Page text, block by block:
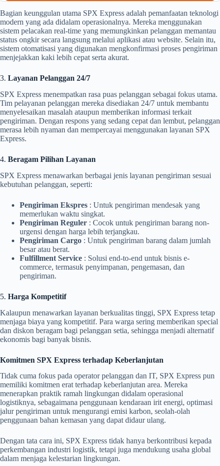
Bagian keunggulan utama SPX Express adalah pemanfaatan teknologi
modern yang ada didalam operasionalnya. Mereka menggunakan
sistem pelacakan real-time yang memungkinkan pelanggan memantau
status ongkir secara langsung melalui aplikasi atau website. Selain itu,
sistem otomatisasi yang digunakan mengkonfirmasi proses pengiriman
menjejakkan kaki lebih cepat serta akurat.
3. Layanan Pelanggan 24/7
SPX Express menempatkan rasa puas pelanggan sebagai fokus utama.
Tim pelayanan pelanggan mereka disediakan 24/7 untuk membantu
menyelesaikan masalah ataupun memberikan informasi terkait
pengiriman. Dengan respons yang sedang cepat dan lembut, pelanggan
merasa lebih nyaman dan mempercayai menggunakan layanan SPX
Express.
4. Beragam Pilihan Layanan
SPX Express menawarkan berbagai jenis layanan pengiriman sesuai
kebutuhan pelanggan, seperti:
Pengiriman Ekspres : Untuk pengiriman mendesak yang
memerlukan waktu singkat.
Pengiriman Reguler : Cocok untuk pengiriman barang non-
urgensi dengan harga lebih terjangkau.
Pengiriman Cargo : Untuk pengiriman barang dalam jumlah
besar atau berat.
Fulfillment Service : Solusi end-to-end untuk bisnis e-
commerce, termasuk penyimpanan, pengemasan, dan
pengiriman.
5. Harga Kompetitif
Kalaupun menawarkan layanan berkualitas tinggi, SPX Express tetap
menjaga biaya yang kompetitif. Para warga sering memberikan special
dan diskon beragam bagi pelanggan setia, sehingga menjadi alternatif
ekonomis bagi banyak bisnis.
Komitmen SPX Express terhadap Keberlanjutan
Tidak cuma fokus pada operator pelanggan dan IT, SPX Express pun
memiliki komitmen erat terhadap keberlanjutan area. Mereka
menerapkan praktik ramah lingkungan didalam operasional
logistiknya, sebagaimana penggunaan kendaraan irit energi, optimasi
jalur pengiriman untuk mengurangi emisi karbon, seolah-olah
penggunaan bahan kemasan yang dapat didaur ulang.
Dengan tata cara ini, SPX Express tidak hanya berkontribusi kepada
perkembangan industri logistik, tetapi juga mendukung usaha global
dalam menjaga kelestarian lingkungan.